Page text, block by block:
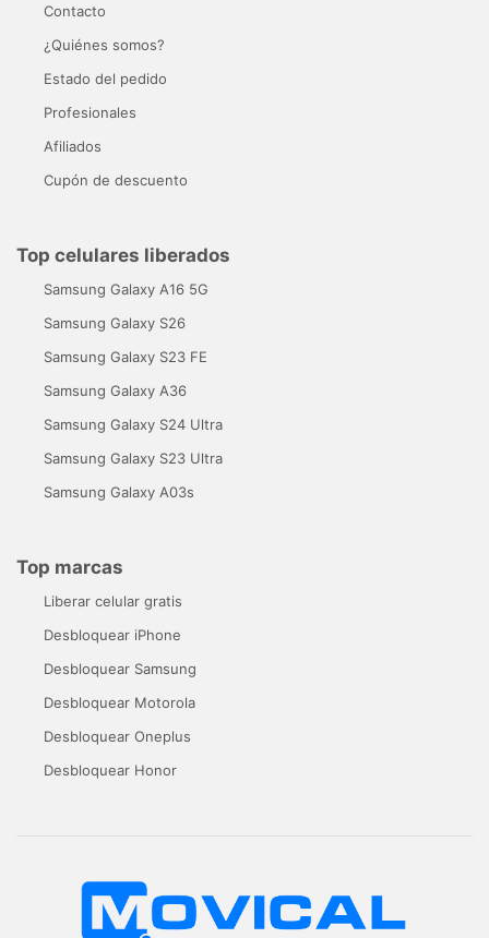
Contacto
¿Quiénes somos?
Estado del pedido
Profesionales
Afiliados
Cupón de descuento
Top celulares liberados
Samsung Galaxy A16 5G
Samsung Galaxy S26
Samsung Galaxy S23 FE
Samsung Galaxy A36
Samsung Galaxy S24 Ultra
Samsung Galaxy S23 Ultra
Samsung Galaxy A03s
Top marcas
Liberar celular gratis
Desbloquear iPhone
Desbloquear Samsung
Desbloquear Motorola
Desbloquear Oneplus
Desbloquear Honor